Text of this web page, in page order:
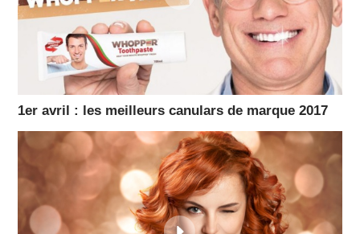
1er avril : les meilleurs canulars de marque 2017